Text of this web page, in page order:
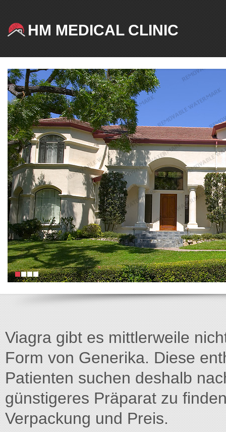
HM MEDICAL CLINIC
Viagra gibt es mittlerweile
Form von Generika. Diese
Patienten suchen deshalb
günstigeres Präparat zu
Verpackung und Preis.